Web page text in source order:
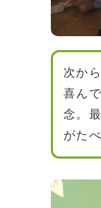
次か
喜ん
念。
がた